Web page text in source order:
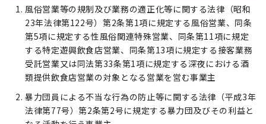
風俗営業等の規制及び業務の適正化等に関する法律（昭和
23年法律第122号）第2条第1項に規定する風俗営業、同条
第5項に規定する性風俗関連特殊営業、同条第11項に規定
する特定遊興飲食店営業、同条第13項に規定する接客業務
受託営業又は同法第33条第1項に規定する深夜における酒
類提供飲食店営業の対象となる営業を営む事業主
暴力団員による不当な行為の防止等に関する法律（平成3年
法律第77号）第2条第2号に規定する暴力団及びその利益と